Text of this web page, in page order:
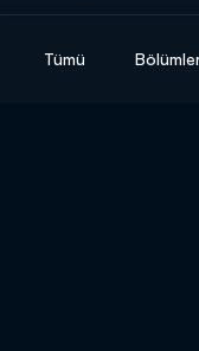
Tümü